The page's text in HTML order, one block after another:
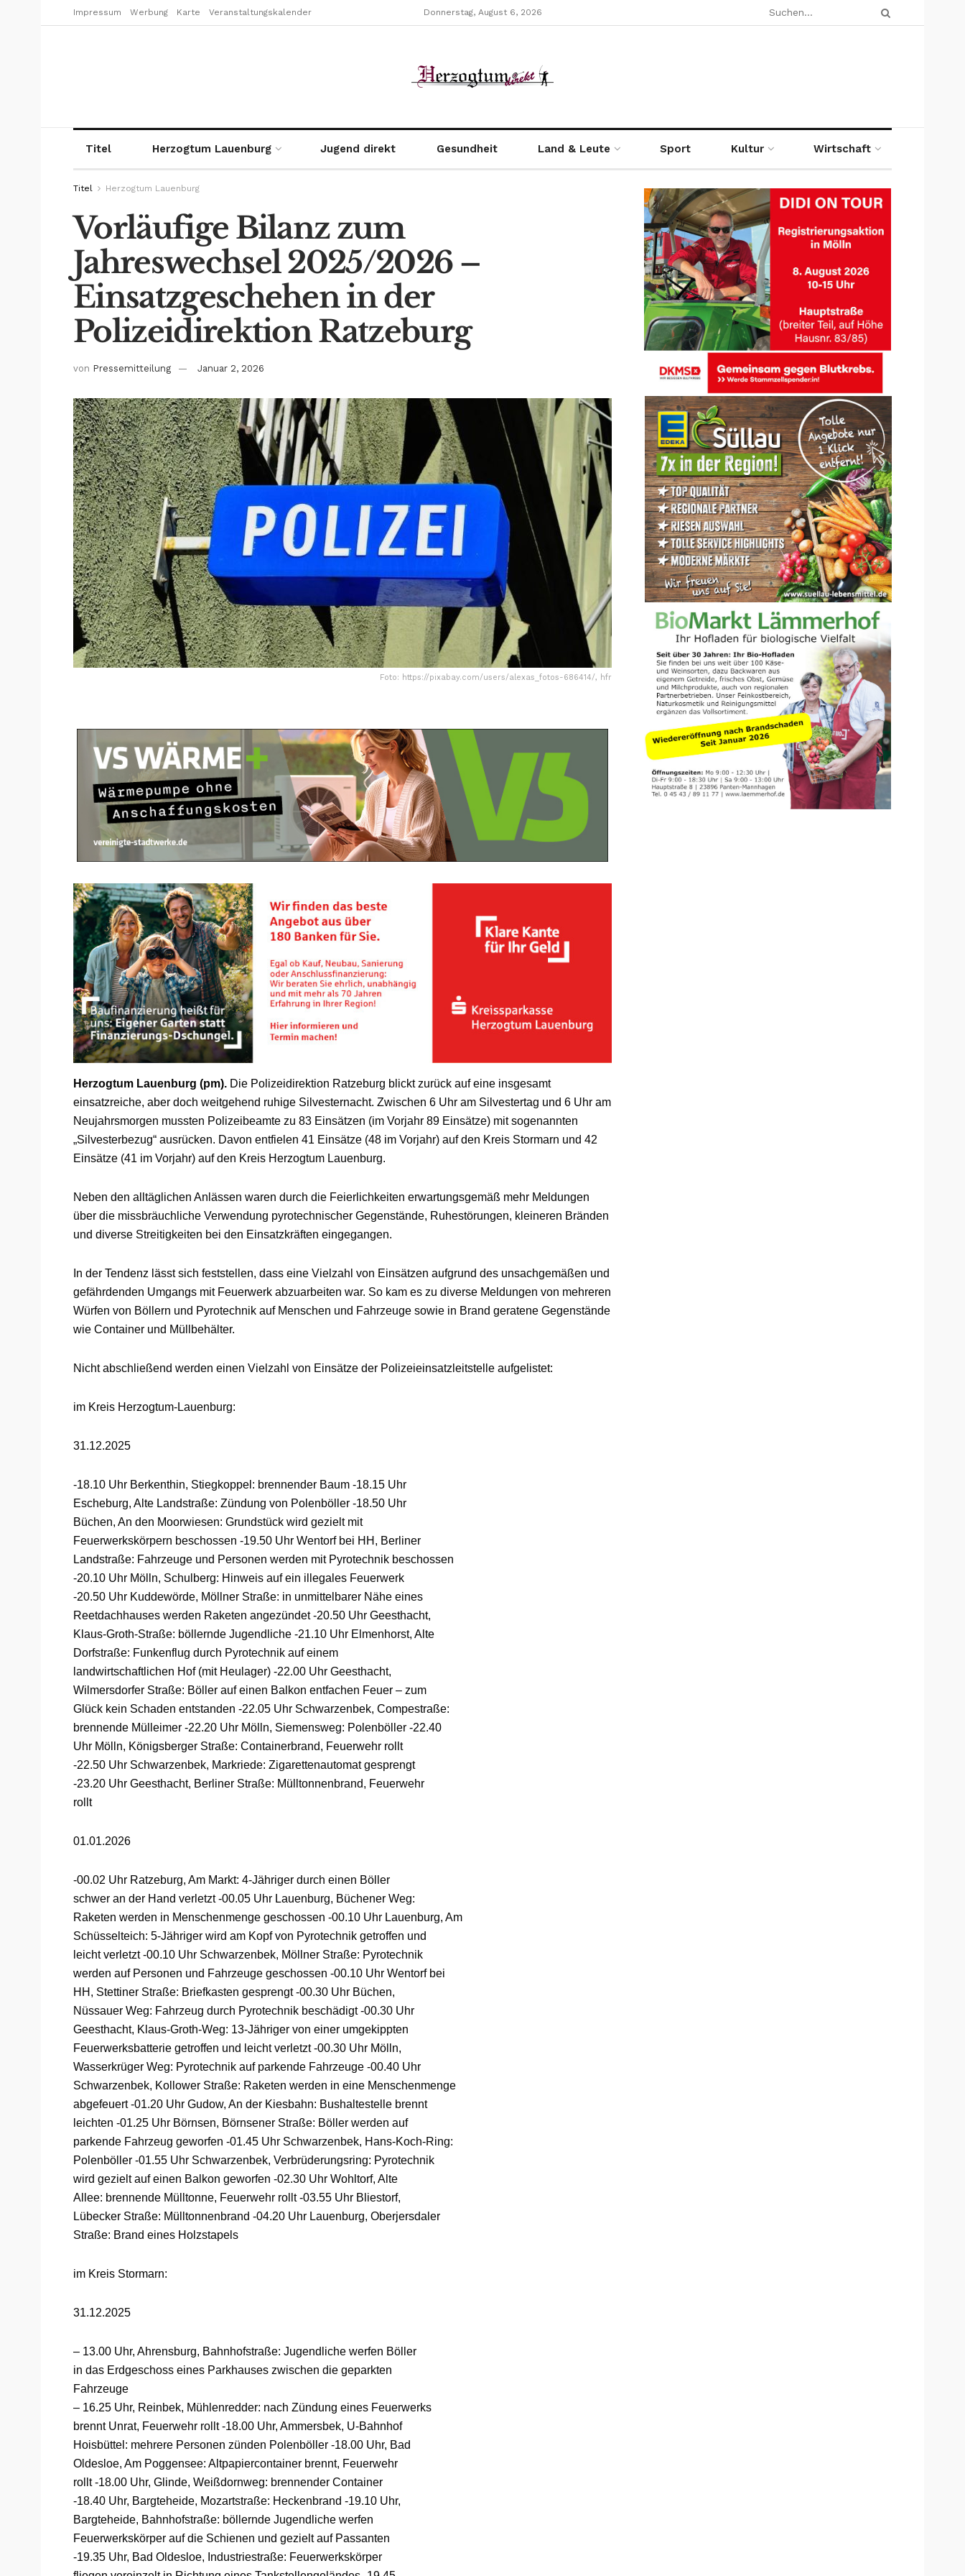
Impressum Werbung Karte Veranstaltungskalender Donnerstag, August 6, 2026
Titel Herzogtum Lauenburg Jugend direkt Gesundheit Land & Leute Sport Kultur Wirtschaft
Titel Herzogtum Lauenburg
Vorläufige Bilanz zum
Jahreswechsel 2025/2026 –
Einsatzgeschehen in der
Polizeidirektion Ratzeburg
von Pressemitteilung Januar 2, 2026
Foto: https://pixabay.com/users/alexas_fotos-686414/, hfr
Herzogtum Lauenburg (pm). Die Polizeidirektion Ratzeburg blickt zurück auf eine insgesamt
einsatzreiche, aber doch weitgehend ruhige Silvesternacht. Zwischen 6 Uhr am Silvestertag und 6 Uhr am
Neujahrsmorgen mussten Polizeibeamte zu 83 Einsätzen (im Vorjahr 89 Einsätze) mit sogenannten
„Silvesterbezug“ ausrücken. Davon entfielen 41 Einsätze (48 im Vorjahr) auf den Kreis Stormarn und 42
Einsätze (41 im Vorjahr) auf den Kreis Herzogtum Lauenburg.
Neben den alltäglichen Anlässen waren durch die Feierlichkeiten erwartungsgemäß mehr Meldungen
über die missbräuchliche Verwendung pyrotechnischer Gegenstände, Ruhestörungen, kleineren Bränden
und diverse Streitigkeiten bei den Einsatzkräften eingegangen.
In der Tendenz lässt sich feststellen, dass eine Vielzahl von Einsätzen aufgrund des unsachgemäßen und
gefährdenden Umgangs mit Feuerwerk abzuarbeiten war. So kam es zu diverse Meldungen von mehreren
Würfen von Böllern und Pyrotechnik auf Menschen und Fahrzeuge sowie in Brand geratene Gegenstände
wie Container und Müllbehälter.
Nicht abschließend werden einen Vielzahl von Einsätze der Polizeieinsatzleitstelle aufgelistet:
im Kreis Herzogtum-Lauenburg:
31.12.2025
-18.10 Uhr Berkenthin, Stiegkoppel: brennender Baum -18.15 Uhr
Escheburg, Alte Landstraße: Zündung von Polenböller -18.50 Uhr
Büchen, An den Moorwiesen: Grundstück wird gezielt mit
Feuerwerkskörpern beschossen -19.50 Uhr Wentorf bei HH, Berliner
Landstraße: Fahrzeuge und Personen werden mit Pyrotechnik beschossen
-20.10 Uhr Mölln, Schulberg: Hinweis auf ein illegales Feuerwerk
-20.50 Uhr Kuddewörde, Möllner Straße: in unmittelbarer Nähe eines
Reetdachhauses werden Raketen angezündet -20.50 Uhr Geesthacht,
Klaus-Groth-Straße: böllernde Jugendliche -21.10 Uhr Elmenhorst, Alte
Dorfstraße: Funkenflug durch Pyrotechnik auf einem
landwirtschaftlichen Hof (mit Heulager) -22.00 Uhr Geesthacht,
Wilmersdorfer Straße: Böller auf einen Balkon entfachen Feuer – zum
Glück kein Schaden entstanden -22.05 Uhr Schwarzenbek, Compestraße:
brennende Mülleimer -22.20 Uhr Mölln, Siemensweg: Polenböller -22.40
Uhr Mölln, Königsberger Straße: Containerbrand, Feuerwehr rollt
-22.50 Uhr Schwarzenbek, Markriede: Zigarettenautomat gesprengt
-23.20 Uhr Geesthacht, Berliner Straße: Mülltonnenbrand, Feuerwehr
rollt
01.01.2026
-00.02 Uhr Ratzeburg, Am Markt: 4-Jähriger durch einen Böller
schwer an der Hand verletzt -00.05 Uhr Lauenburg, Büchener Weg:
Raketen werden in Menschenmenge geschossen -00.10 Uhr Lauenburg, Am
Schüsselteich: 5-Jähriger wird am Kopf von Pyrotechnik getroffen und
leicht verletzt -00.10 Uhr Schwarzenbek, Möllner Straße: Pyrotechnik
werden auf Personen und Fahrzeuge geschossen -00.10 Uhr Wentorf bei
HH, Stettiner Straße: Briefkasten gesprengt -00.30 Uhr Büchen,
Nüssauer Weg: Fahrzeug durch Pyrotechnik beschädigt -00.30 Uhr
Geesthacht, Klaus-Groth-Weg: 13-Jähriger von einer umgekippten
Feuerwerksbatterie getroffen und leicht verletzt -00.30 Uhr Mölln,
Wasserkrüger Weg: Pyrotechnik auf parkende Fahrzeuge -00.40 Uhr
Schwarzenbek, Kollower Straße: Raketen werden in eine Menschenmenge
abgefeuert -01.20 Uhr Gudow, An der Kiesbahn: Bushaltestelle brennt
leichten -01.25 Uhr Börnsen, Börnsener Straße: Böller werden auf
parkende Fahrzeug geworfen -01.45 Uhr Schwarzenbek, Hans-Koch-Ring:
Polenböller -01.55 Uhr Schwarzenbek, Verbrüderungsring: Pyrotechnik
wird gezielt auf einen Balkon geworfen -02.30 Uhr Wohltorf, Alte
Allee: brennende Mülltonne, Feuerwehr rollt -03.55 Uhr Bliestorf,
Lübecker Straße: Mülltonnenbrand -04.20 Uhr Lauenburg, Oberjersdaler
Straße: Brand eines Holzstapels
im Kreis Stormarn:
31.12.2025
– 13.00 Uhr, Ahrensburg, Bahnhofstraße: Jugendliche werfen Böller
in das Erdgeschoss eines Parkhauses zwischen die geparkten
Fahrzeuge
– 16.25 Uhr, Reinbek, Mühlenredder: nach Zündung eines Feuerwerks
brennt Unrat, Feuerwehr rollt -18.00 Uhr, Ammersbek, U-Bahnhof
Hoisbüttel: mehrere Personen zünden Polenböller -18.00 Uhr, Bad
Oldesloe, Am Poggensee: Altpapiercontainer brennt, Feuerwehr
rollt -18.00 Uhr, Glinde, Weißdornweg: brennender Container
-18.40 Uhr, Bargteheide, Mozartstraße: Heckenbrand -19.10 Uhr,
Bargteheide, Bahnhofstraße: böllernde Jugendliche werfen
Feuerwerkskörper auf die Schienen und gezielt auf Passanten
-19.35 Uhr, Bad Oldesloe, Industriestraße: Feuerwerkskörper